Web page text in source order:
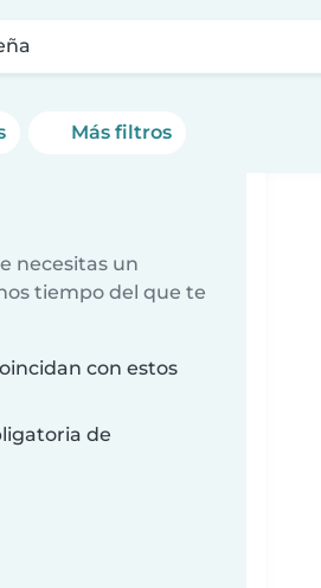
Más filtros
necesitas un
tiempo del que te
con estos
de